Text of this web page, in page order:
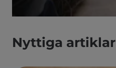
Nyttiga artiklar